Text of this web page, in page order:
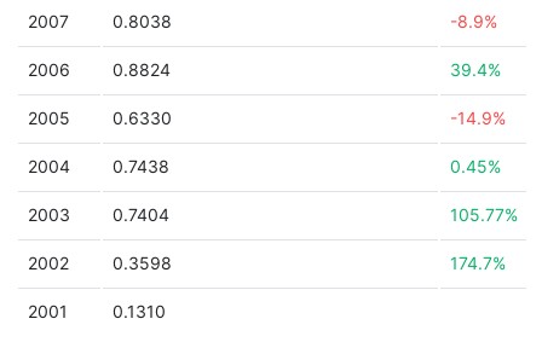
2007 0.8038 -8.9%
2006 0.8824 39.4%
2005 0.6330 -14.9%
2004 0.7438 0.45%
2003 0.7404 105.77%
2002 0.3598 174.7%
2001 0.1310